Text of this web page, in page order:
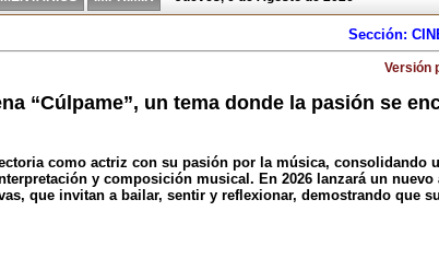
Sección:
Versión
“Cúlpame”, un tema donde la pasión se
como actriz con su pasión por la música, consolidando
y composición musical. En 2026 lanzará un
que invitan a bailar, sentir y reflexionar, demostrando que